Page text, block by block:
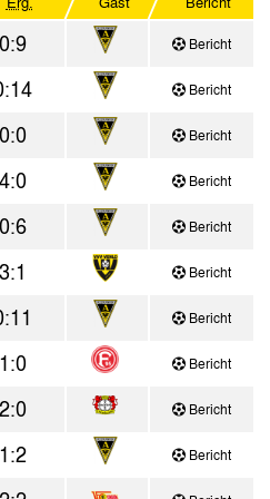
0:9
Bericht
Bericht
0:0
Bericht
4:0
Bericht
0:6
Bericht
3:1
Bericht
Bericht
1:0
Bericht
2:0
Bericht
1:2
Bericht